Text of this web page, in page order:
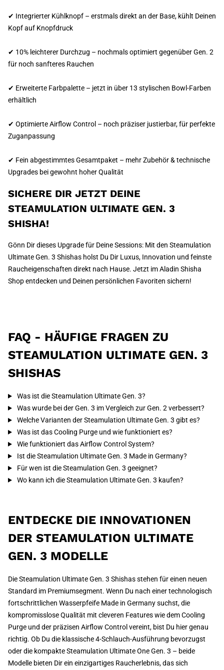
✔ Integrierter Kühlknopf – erstmals direkt an der Base, kühlt Deinen
Kopf auf Knopfdruck
✔ 10% leichterer Durchzug – nochmals optimiert gegenüber Gen. 2
für noch sanfteres Rauchen
✔ Erweiterte Farbpalette – jetzt in über 13 stylischen Bowl-Farben
erhältlich
✔ Optimierte Airflow Control – noch präziser justierbar, für perfekte
Zuganpassung
✔ Fein abgestimmtes Gesamtpaket – mehr Zubehör & technische
Upgrades bei gewohnt hoher Qualität
SICHERE DIR JETZT DEINE
STEAMULATION ULTIMATE GEN. 3
SHISHA!
Gönn Dir dieses Upgrade für Deine Sessions: Mit den Steamulation
Ultimate Gen. 3 Shishas holst Du Dir Luxus, Innovation und feinste
Raucheigenschaften direkt nach Hause. Jetzt im Aladin Shisha
Shop entdecken und Deinen persönlichen Favoriten sichern!
FAQ - HÄUFIGE FRAGEN ZU
STEAMULATION ULTIMATE GEN. 3
SHISHAS
Was ist die Steamulation Ultimate Gen. 3?
Was wurde bei der Gen. 3 im Vergleich zur Gen. 2 verbessert?
Welche Varianten der Steamulation Ultimate Gen. 3 gibt es?
Was ist das Cooling Purge und wie funktioniert es?
Wie funktioniert das Airflow Control System?
Ist die Steamulation Ultimate Gen. 3 Made in Germany?
Für wen ist die Steamulation Gen. 3 geeignet?
Wo kann ich die Steamulation Ultimate Gen. 3 kaufen?
ENTDECKE DIE INNOVATIONEN
DER STEAMULATION ULTIMATE
GEN. 3 MODELLE
Die Steamulation Ultimate Gen. 3 Shishas stehen für einen neuen
Standard im Premiumsegment. Wenn Du nach einer technologisch
fortschrittlichen Wasserpfeife Made in Germany suchst, die
kompromisslose Qualität mit cleveren Features wie dem Cooling
Purge und der präzisen Airflow Control vereint, bist Du hier genau
richtig. Ob Du die klassische 4-Schlauch-Ausführung bevorzugst
oder die kompakte Steamulation Ultimate One Gen. 3 – beide
Modelle bieten Dir ein einzigartiges Raucherlebnis, das sich